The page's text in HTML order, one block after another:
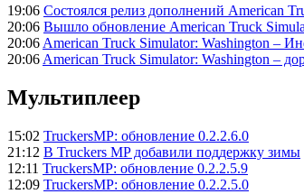
19:06 Состоялся релиз дополнений American
20:06 Вышло обновление American Truck
20:06 American Truck Simulator: Washington –
20:06 American Truck Simulator: Washington –
Мультиплеер
15:02 TruckersMP: обновление 0.2.2.6.0
21:12 В Truckers MP добавили поддержку зимы
12:11 TruckersMP: обновление 0.2.2.5.9
12:09 TruckersMP: обновление 0.2.2.5.0